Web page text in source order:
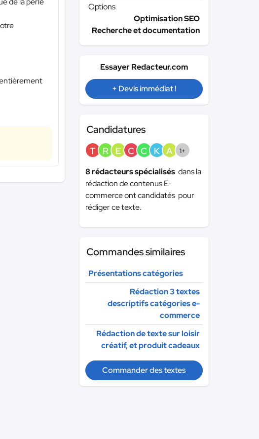
Options
Optimisation SEO
Recherche et documentation
Essayer Redacteur.com
+ Devis immédiat !
Candidatures
T R E C C K A 1+
8 rédacteurs spécialisés dans la
rédaction de contenus E-
commerce ont candidatés pour
rédiger ce texte.
Commandes similaires
Présentations catégories
Rédaction 3 textes
descriptifs catégories e-
commerce
Rédaction de texte sur loisir
créatif, et produit cadeaux
Commander des textes